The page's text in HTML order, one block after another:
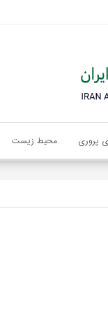
پروری محیط زیست